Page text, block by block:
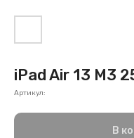
iPad Air 13 M3
Артикул:
В